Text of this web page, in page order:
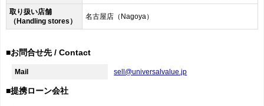
取り扱い店舗
（Handling stores）
名古屋店（Nagoya）
■お問合せ先 / Contact
Mail sell@universalvalue.jp
■提携ローン会社